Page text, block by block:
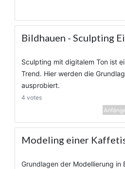
Bildhauen - Sculpting
Sculpting mit digitalem Ton ist
Trend. Hier werden die
ausprobiert.
4 votes
Modeling einer
Grundlagen der Modellierung in